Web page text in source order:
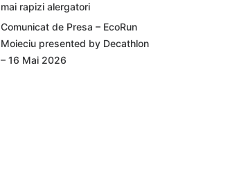
mai rapizi alergatori
Comunicat de Presa – EcoRun
Moieciu presented by Decathlon
– 16 Mai 2026